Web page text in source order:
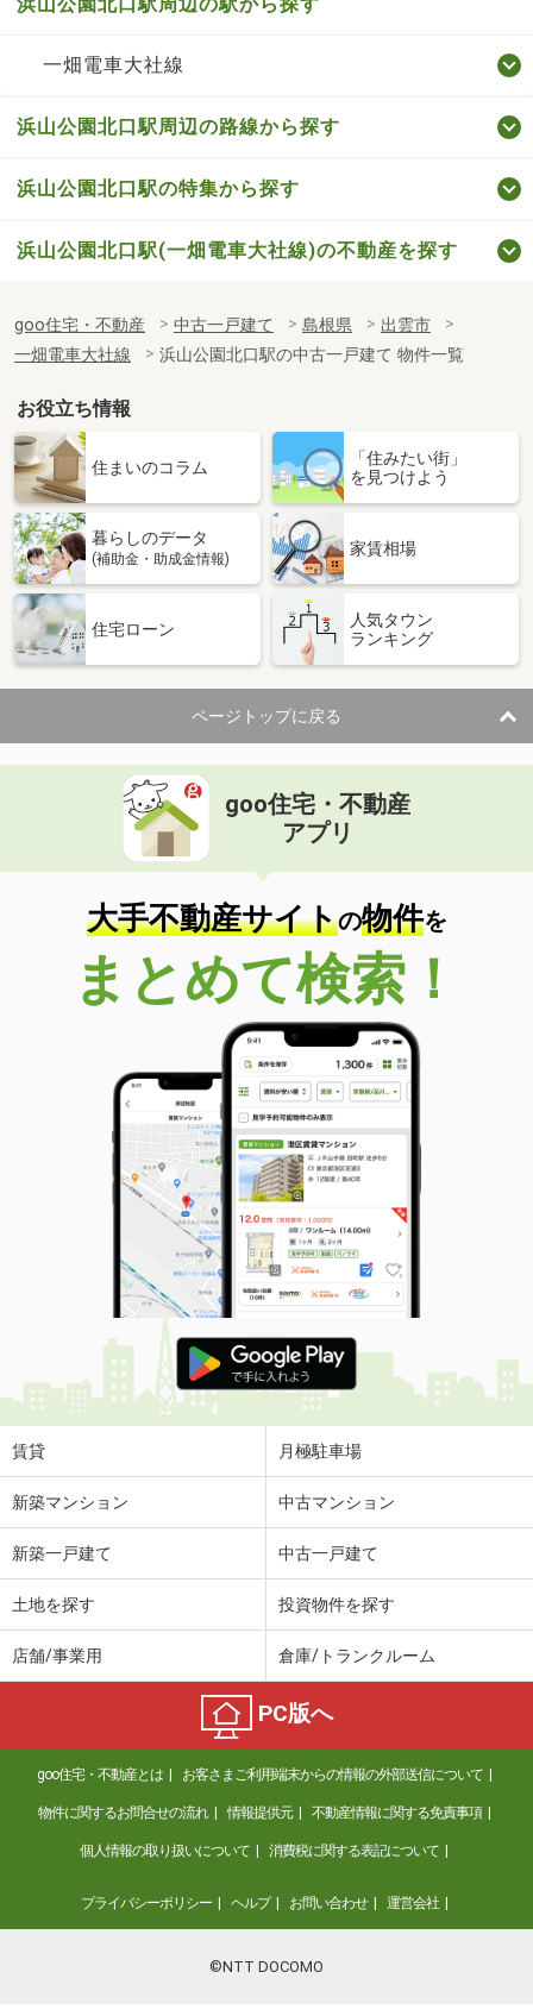
浜山公園北口駅周辺の駅から探す
一畑電車大社線
浜山公園北口駅周辺の路線から探す
浜山公園北口駅の特集から探す
浜山公園北口駅(一畑電車大社線)の不動産を探す
goo住宅・不動産 中古一戸建て 島根県
出雲市
一畑電車大社線
浜山公園北口駅の中古一戸建て 物件一覧
お役立ち情報
住まいのコラム
「住みたい街」
を見つけよう
暮らしのデータ
(補助金・助成金情報)
家賃相場
住宅ローン
人気タウン
ランキング
ページトップに戻る
goo住宅・不動産
アプリ
大手不動産サイトの物件を
まとめて検索！
賃貸 月極駐車場
新築マンション 中古マンション
新築一戸建て 中古一戸建て
土地を探す 投資物件を探す
店舗/事業用 倉庫/トランクルーム
PC版へ
goo住宅・不動産とは お客さまご利用端末からの情報の外部送信について
物件に関するお問合せの流れ 情報提供元 不動産情報に関する免責事項
個人情報の取り扱いについて 消費税に関する表記について
プライバシーポリシー ヘルプ お問い合わせ 運営会社
©NTT DOCOMO